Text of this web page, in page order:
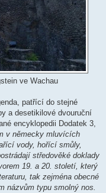
ve Wachau
patřící do stejné
a desetikilové dvouruční
encyklopedii Dodatek 3,
v německy mluvících
vody, hořící smůly,
středověké doklady
19. a 20. století, který
tak zejména obecné
názvům typu smolný nos.